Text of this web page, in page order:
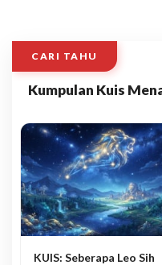
CARI TAHU
Kumpulan Kuis
KUIS: Seberapa Leo Sih